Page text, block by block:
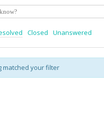
Closed Unanswered
matched your filter